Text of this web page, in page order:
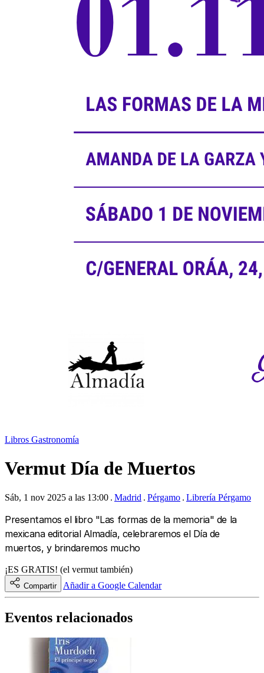
Libros Gastronomía
Vermut Día de Muertos
Sáb, 1 nov 2025 a las 13:00 Madrid Pérgamo Librería Pérgamo
Presentamos el libro "Las formas de la memoria" de la
mexicana editorial Almadía, celebraremos el Día de
muertos, y brindaremos mucho
¡ES GRATIS! (el vermut también)
Compartir Añadir a Google Calendar
Eventos relacionados